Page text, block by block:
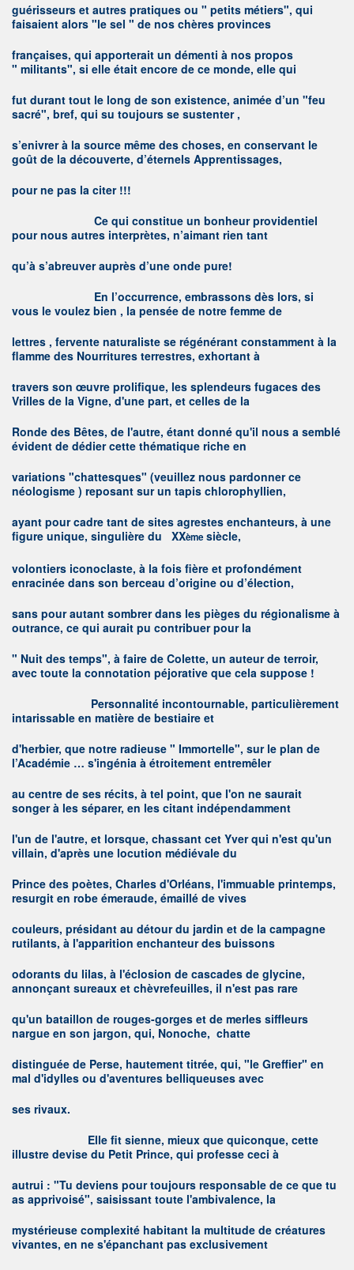
guérisseurs et autres pratiques ou " petits métiers", qui
faisaient alors "le sel " de nos chères provinces
françaises, qui apporterait un démenti à nos propos
" militants", si elle était encore de ce monde, elle qui
fut durant tout le long de son existence, animée d’un "feu
sacré", bref, qui su toujours se sustenter ,
s’enivrer à la source même des choses, en conservant le
goût de la découverte, d’éternels Apprentissages,
pour ne pas la citer !!!
Ce qui constitue un bonheur providentiel
pour nous autres interprètes, n’aimant rien tant
qu’à s’abreuver auprès d’une onde pure!
En l’occurrence, embrassons dès lors, si
vous le voulez bien , la pensée de notre femme de
lettres , fervente naturaliste se régénérant constamment à la
flamme des Nourritures terrestres, exhortant à
travers son œuvre prolifique, les splendeurs fugaces des
Vrilles de la Vigne, d'une part, et celles de la
Ronde des Bêtes, de l'autre, étant donné qu'il nous a semblé
évident de dédier cette thématique riche en
variations "chattesques" (veuillez nous pardonner ce
néologisme ) reposant sur un tapis chlorophyllien,
ayant pour cadre tant de sites agrestes enchanteurs, à une
figure unique, singulière du
XXème siècle,
volontiers iconoclaste, à la fois fière et profondément
enracinée dans son berceau d’origine ou d’élection,
sans pour autant sombrer dans les pièges du régionalisme à
outrance, ce qui aurait pu contribuer pour la
" Nuit des temps", à faire de Colette, un auteur de terroir,
avec toute la connotation péjorative que cela suppose !
Personnalité incontournable, particulièrement
intarissable en matière de bestiaire et
d'herbier, que notre radieuse " Immortelle", sur le plan de
l’Académie … s'ingénia à étroitement entremêler
au centre de ses récits, à tel point, que l'on ne saurait
songer à les séparer, en les citant indépendamment
l'un de l'autre, et lorsque, chassant cet Yver qui n'est qu'un
villain, d'après une locution médiévale du
Prince des poètes, Charles d'Orléans, l'immuable printemps,
resurgit en robe émeraude, émaillé de vives
couleurs, présidant au détour du jardin et de la campagne
rutilants, à l'apparition enchanteur des buissons
odorants du lilas, à l'éclosion de cascades de glycine,
annonçant sureaux et chèvrefeuilles, il n'est pas rare
qu'un bataillon de rouges-gorges et de merles siffleurs
nargue en son jargon, qui, Nonoche, chatte
distinguée de Perse, hautement titrée, qui, "le Greffier" en
mal d'idylles ou d'aventures belliqueuses avec
ses rivaux.
Elle fit sienne, mieux que quiconque, cette
illustre devise du Petit Prince, qui professe ceci à
autrui : "Tu deviens pour toujours responsable de ce que tu
as apprivoisé", saisissant toute l'ambivalence, la
mystérieuse complexité habitant la multitude de créatures
vivantes, en ne s'épanchant pas exclusivement